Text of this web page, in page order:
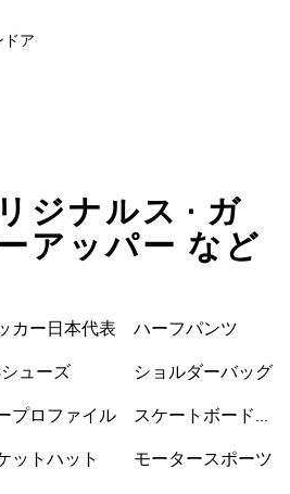
ドア
ジナルス • ガ
アッパー など
カー日本代表
シューズ
プロファイル
ットハット
ハーフパンツ
ショルダーバッグ
スケートボードシ
モータースポーツ